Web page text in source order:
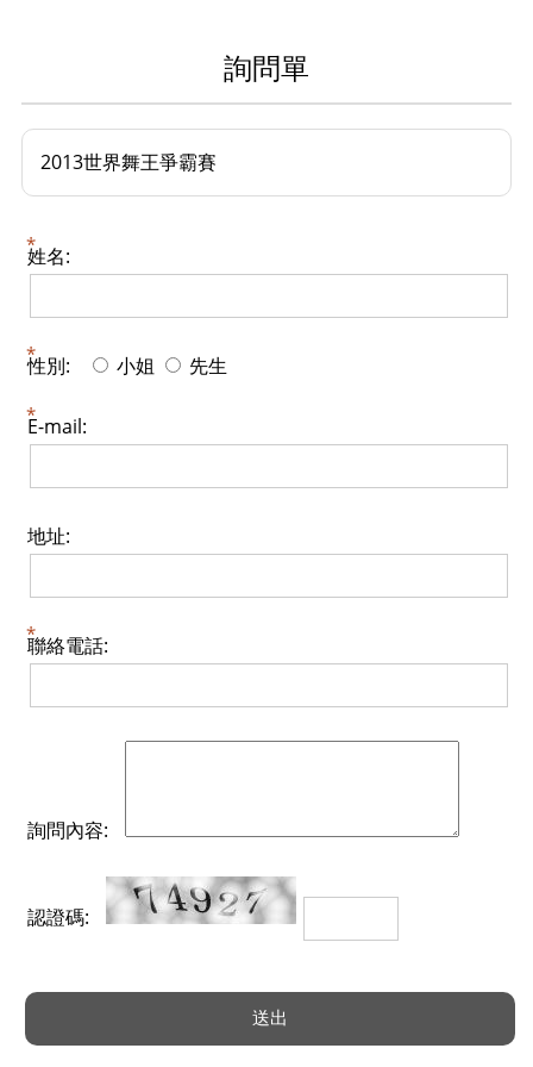
詢問單
2013世界舞王爭霸賽
姓名:
性別: 小姐 先生
E-mail:
地址:
聯絡電話:
詢問內容:
認證碼: